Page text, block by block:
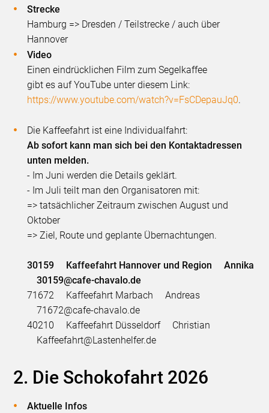
Strecke
Hamburg => Dresden / Teilstrecke / auch über
Hannover
Video
Einen eindrücklichen Film zum Segelkaffee
gibt es auf YouTube unter diesem Link:
https://www.youtube.com/watch?v=FsCDepauJq0.
Die Kaffeefahrt ist eine Individualfahrt:
Ab sofort kann man sich bei den Kontaktadressen
unten melden.
- Im Juni werden die Details geklärt.
- Im Juli teilt man den Organisatoren mit:
=> tatsächlicher Zeitraum zwischen August und
Oktober
=> Ziel, Route und geplante Übernachtungen.
30159 Kaffeefahrt Hannover und Region Annika
30159@cafe-chavalo.de
71672 Kaffeefahrt Marbach Andreas
71672@cafe-chavalo.de
40210 Kaffeefahrt Düsseldorf Christian
Kaffeefahrt@Lastenhelfer.de
2. Die Schokofahrt 2026
Aktuelle Infos